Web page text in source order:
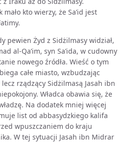
kto wierzy, że Sa’id jest
pewien Żyd z Sidżilmasy widział,
al-Qa’im, syn Sa’ida, w cudowny
nowego źródła. Wieść o tym
całe miasto, wzbudzając
rządzący Sidżilmasą Jasah ibn
Władca obawia się, że
Na dodatek mniej więcej
list od abbasydzkiego kalifa
wpuszczaniem do kraju
W tej sytuacji Jasah ibn Midrar